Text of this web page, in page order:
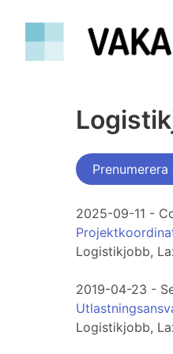
2025-09-11 -
Logistikjobb,
2019-04-23 -
Logistikjobb,